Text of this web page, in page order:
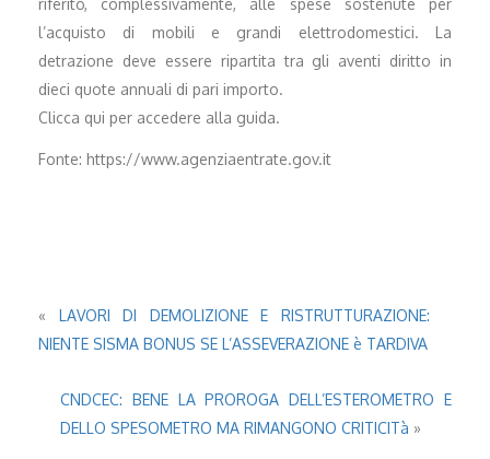
l’acquisto di mobili e grandi elettrodomestici. La
detrazione deve essere ripartita tra gli aventi diritto in
dieci quote annuali di pari importo.
Clicca qui per accedere alla guida.
Fonte: https://www.agenziaentrate.gov.it
« LAVORI DI DEMOLIZIONE E RISTRUTTURAZIONE:
NIENTE SISMA BONUS SE L’ASSEVERAZIONE è TARDIVA
CNDCEC: BENE LA PROROGA DELL’ESTEROMETRO E
DELLO SPESOMETRO MA RIMANGONO CRITICITà »